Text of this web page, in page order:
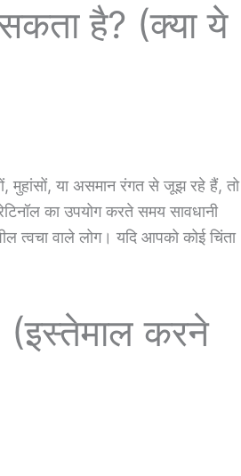
है? (क्या ये
मुहांसों, या असमान रंगत से जूझ रहे हैं, तो
का उपयोग करते समय सावधानी
त्वचा वाले लोग। यदि आपको कोई चिंता
(इस्तेमाल करने